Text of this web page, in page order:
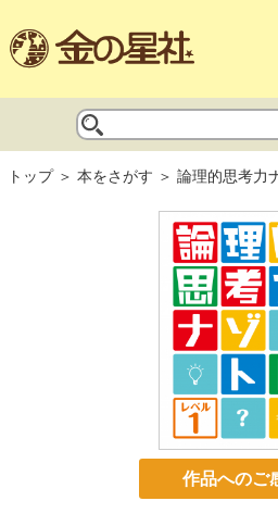
トップ 本をさがす 論理的思考力
作品へのご